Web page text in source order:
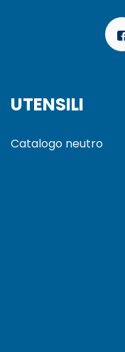
UTENSILI
Catalogo neutro